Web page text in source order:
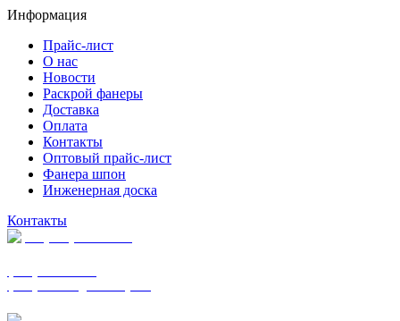
Информация
Прайс-лист
О нас
Новости
Раскрой фанеры
Доставка
Оплата
Контакты
Оптовый прайс-лист
Фанера шпон
Инженерная доска
Контакты